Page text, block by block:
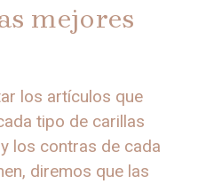
mejores
los artículos que
tipo de carillas
los contras de cada
diremos que las